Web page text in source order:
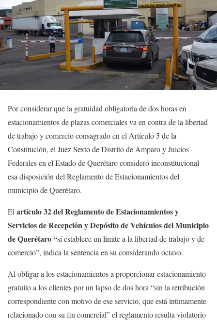
Por considerar que la gratuidad obligatoria de dos horas en
estacionamientos de plazas comerciales va en contra de la libertad
de trabajo y comercio consagrado en el Artículo 5 de la
Constitución, el Juez Sexto de Distrito de Amparo y Juicios
Federales en el Estado de Querétaro consideró inconstitucional
esa disposición del Reglamento de Estacionamientos del
municipio de Querétaro.
El artículo 32 del Reglamento de Estacionamientos y
Servicios de Recepción y Depósito de Vehículos del Municipio
de Querétaro “sí establece un límite a la libertad de trabajo y de
comercio”, indica la sentencia en su considerando octavo.
Al obligar a los estacionamientos a proporcionar estacionamiento
gratuito a los clientes por un lapso de dos hora “sin la retribución
correspondiente con motivo de ese servicio, que está íntimamente
relacionado con su fin comercial” el reglamento resulta violatorio